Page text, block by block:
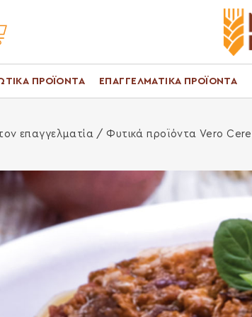
ΠΡΟΪΟΝΤΑ ΕΠΑΓΓΕΛΜΑΤΙΚΑ ΠΡΟΪΟΝΤΑ
τον επαγγελματία /Φυτικά προϊόντα Vero